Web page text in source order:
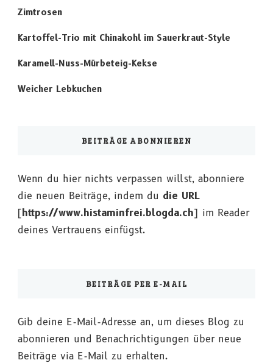
Zimtrosen
Kartoffel-Trio mit Chinakohl im Sauerkraut-Style
Karamell-Nuss-Mürbeteig-Kekse
Weicher Lebkuchen
BEITRÄGE ABONNIEREN
Wenn du hier nichts verpassen willst, abonniere
die neuen Beiträge, indem du die URL
[ https://www.histaminfrei.blogda.ch] im Reader
deines Vertrauens einfügst.
BEITRÄGE PER E-MAIL
Gib deine E-Mail-Adresse an, um dieses Blog zu
abonnieren und Benachrichtigungen über neue
Beiträge via E-Mail zu erhalten.